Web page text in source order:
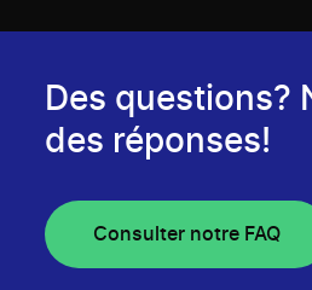
Des questions?
des réponses!
Consulter notre FAQ